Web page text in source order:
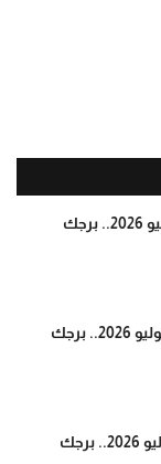
توقعات برج الجدي لشهر يوليو 2026.. برجك
توقعات برج القوس لشهر يوليو 2026.. برجك
توقعات برج الحوت لشهر يوليو 2026.. برجك